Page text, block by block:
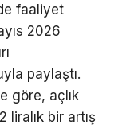
faaliyet
2026
paylaştı.
göre, açlık
liralık bir artış